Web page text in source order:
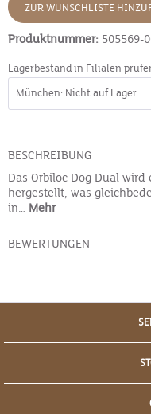
ZUR WUNSCHLISTE
Produktnummer: 505569-
Lagerbestand in Filialen
BESCHREIBUNG
Das Orbiloc Dog Dual
hergestellt, was
in… Mehr
BEWERTUNGEN